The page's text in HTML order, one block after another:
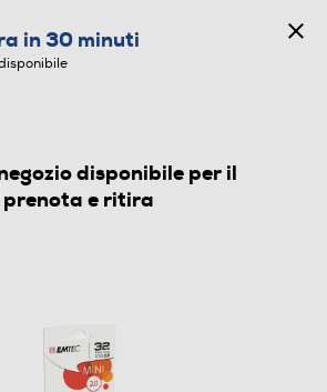
in 30 minuti
disponibile per il
prenota e ritira